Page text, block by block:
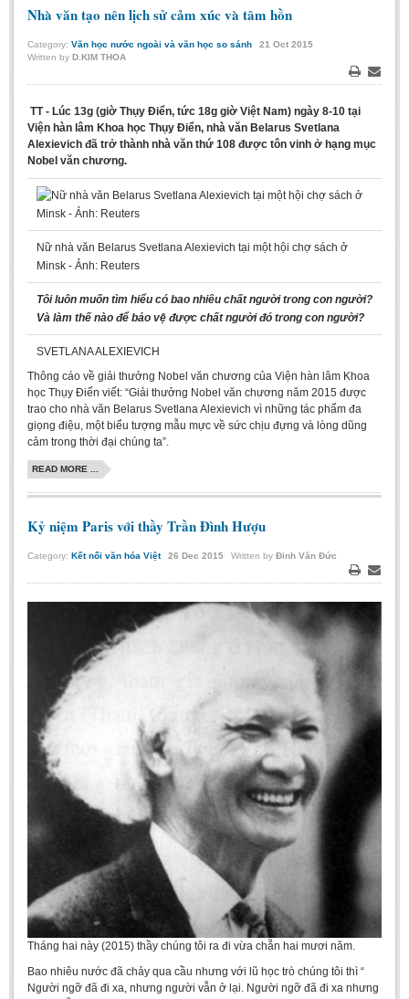
Nhà văn tạo nên lịch sử cảm xúc và tâm hồn
Category: Văn học nước ngoài và văn học so sánh 21 Oct 2015
Written by D.KIM THOA
PrintEmail
TT - Lúc 13g (giờ Thụy Điển, tức 18g giờ Việt Nam) ngày 8-10 tại
Viện hàn lâm Khoa học Thụy Điển, nhà văn Belarus Svetlana
Alexievich đã trở thành nhà văn thứ 108 được tôn vinh ở hạng mục
Nobel văn chương.
Nữ nhà văn Belarus Svetlana Alexievich tại một hội chợ sách ở
Minsk - Ảnh: Reuters
Tôi luôn muốn tìm hiểu có bao nhiêu chất người trong con người?
Và làm thế nào để bảo vệ được chất người đó trong con người?
SVETLANA ALEXIEVICH
Thông cáo về giải thưởng Nobel văn chương của Viện hàn lâm Khoa
học Thụy Điển viết: “Giải thưởng Nobel văn chương năm 2015 được
trao cho nhà văn Belarus Svetlana Alexievich vì những tác phẩm đa
giọng điệu, một biểu tượng mẫu mực về sức chịu đựng và lòng dũng
cảm trong thời đại chúng ta”.
READ MORE ...
Kỷ niệm Paris với thầy Trần Đình Hượu
Category: Kết nối văn hóa Việt 26 Dec 2015 Written by Đinh Văn Đức
PrintEmail
Tháng hai này (2015) thầy chúng tôi ra đi vừa chẵn hai mươi năm.
Bao nhiêu nước đã chảy qua cầu nhưng với lũ học trò chúng tôi thì “
Người ngỡ đã đi xa, nhưng người vẫn ở lại. Người ngỡ đã đi xa nhưng